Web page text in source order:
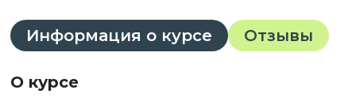
Информация о курсе Отзывы
О курсе